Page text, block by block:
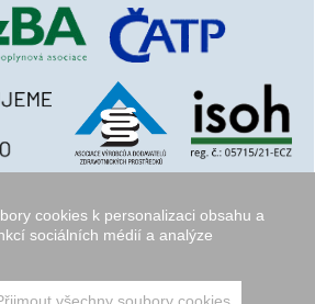
cookies k personalizaci obsahu a
sociálních médií a analýze